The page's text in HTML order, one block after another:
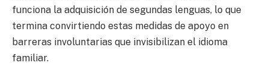
funciona la adquisición de segundas lenguas, lo que
termina convirtiendo estas medidas de apoyo en
barreras involuntarias que invisibilizan el idioma
familiar.